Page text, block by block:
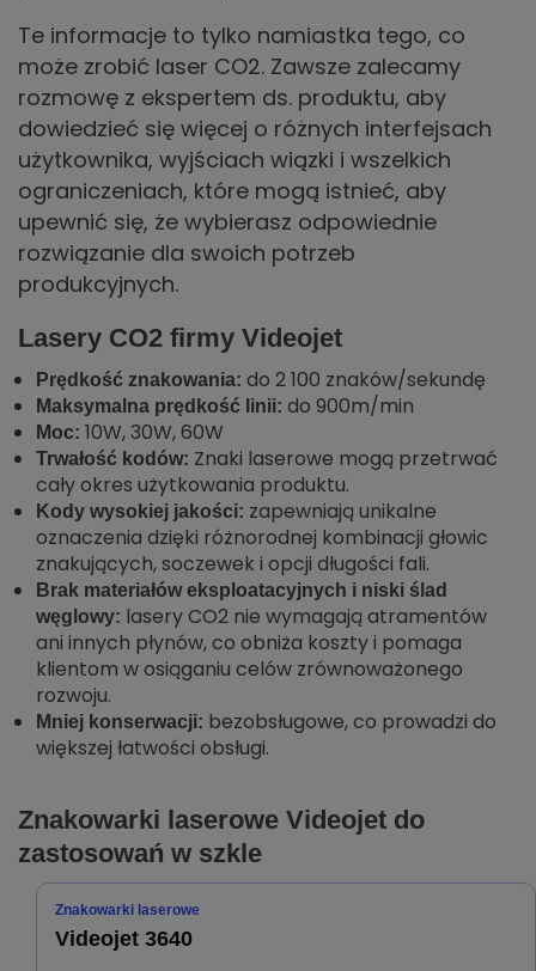
Te informacje to tylko namiastka tego, co
może zrobić laser CO2. Zawsze zalecamy
rozmowę z ekspertem ds. produktu, aby
dowiedzieć się więcej o różnych interfejsach
użytkownika, wyjściach wiązki i wszelkich
ograniczeniach, które mogą istnieć, aby
upewnić się, że wybierasz odpowiednie
rozwiązanie dla swoich potrzeb
produkcyjnych.
Lasery CO2 firmy Videojet
Prędkość znakowania: do 2 100 znaków/sekundę
Maksymalna prędkość linii: do 900m/min
Moc: 10W, 30W, 60W
Trwałość kodów: Znaki laserowe mogą przetrwać
cały okres użytkowania produktu.
Kody wysokiej jakości: zapewniają unikalne
oznaczenia dzięki różnorodnej kombinacji głowic
znakujących, soczewek i opcji długości fali.
Brak materiałów eksploatacyjnych i niski ślad
węglowy: lasery CO2 nie wymagają atramentów
ani innych płynów, co obniża koszty i pomaga
klientom w osiąganiu celów zrównoważonego
rozwoju.
Mniej konserwacji: bezobsługowe, co prowadzi do
większej łatwości obsługi.
Znakowarki laserowe Videojet do
zastosowań w szkle
Znakowarki laserowe
Videojet 3640